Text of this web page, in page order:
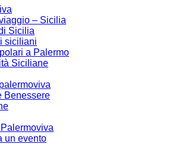
– Sicilia
Sicilia
siciliani
a Palermo
Siciliane
Benessere
un evento